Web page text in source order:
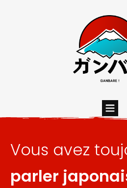
Vous avez
parler